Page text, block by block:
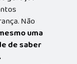
Não
uma
de saber